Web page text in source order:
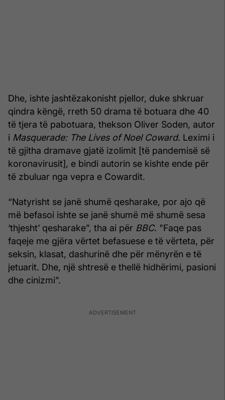
Dhe, ishte jashtëzakonisht pjellor, duke shkruar
qindra këngë, rreth 50 drama të botuara dhe 40
të tjera të pabotuara, thekson Oliver Soden, autor
i Masquerade: The Lives of Noel Coward. Leximi i
të gjitha dramave gjatë izolimit [të pandemisë së
koronavirusit], e bindi autorin se kishte ende për
të zbuluar nga vepra e Cowardit.
“Natyrisht se janë shumë qesharake, por ajo që
më befasoi ishte se janë shumë më shumë sesa
‘thjesht’ qesharake”, tha ai për BBC. "Faqe pas
faqeje me gjëra vërtet befasuese e të vërteta, për
seksin, klasat, dashurinë dhe për mënyrën e të
jetuarit. Dhe, një shtresë e thellë hidhërimi, pasioni
dhe cinizmi”.